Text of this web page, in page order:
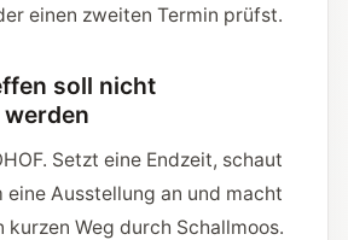
einen zweiten Termin prüfst.
soll nicht
Setzt eine Endzeit, schaut
eine Ausstellung an und macht
kurzen Weg durch Schallmoos.